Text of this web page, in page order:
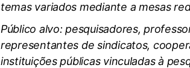
temas variados mediante a mesas
Público alvo: pesquisadores,
representantes de sindicatos,
instituições públicas vinculadas à